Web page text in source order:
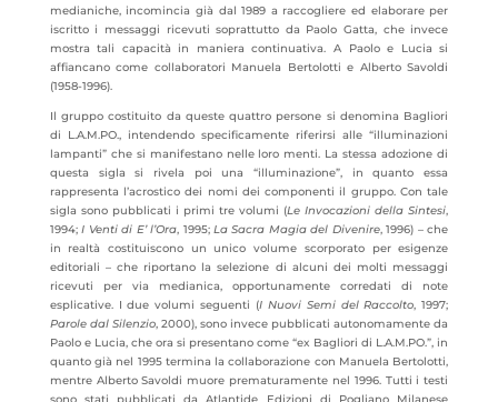
medianiche, incomincia già dal 1989 a raccogliere ed elaborare per
iscritto i messaggi ricevuti soprattutto da Paolo Gatta, che invece
mostra tali capacità in maniera continuativa. A Paolo e Lucia si
affiancano come collaboratori Manuela Bertolotti e Alberto Savoldi
(1958-1996).
Il gruppo costituito da queste quattro persone si denomina Bagliori
di L.A.M.PO., intendendo specificamente riferirsi alle “illuminazioni
lampanti” che si manifestano nelle loro menti. La stessa adozione di
questa sigla si rivela poi una “illuminazione”, in quanto essa
rappresenta l’acrostico dei nomi dei componenti il gruppo. Con tale
sigla sono pubblicati i primi tre volumi (Le Invocazioni della Sintesi,
1994;I Venti di E’ l’Ora, 1995;La Sacra Magia del Divenire, 1996) – che
in realtà costituiscono un unico volume scorporato per esigenze
editoriali – che riportano la selezione di alcuni dei molti messaggi
ricevuti per via medianica, opportunamente corredati di note
esplicative. I due volumi seguenti (I Nuovi Semi del Raccolto, 1997;
Parole dal Silenzio, 2000), sono invece pubblicati autonomamente da
Paolo e Lucia, che ora si presentano come “ex Bagliori di L.A.M.PO.”, in
quanto già nel 1995 termina la collaborazione con Manuela Bertolotti,
mentre Alberto Savoldi muore prematuramente nel 1996. Tutti i testi